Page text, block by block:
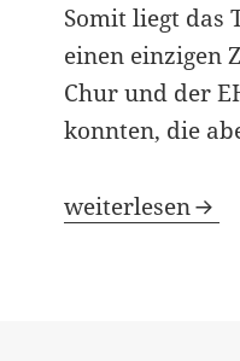
Somit liegt das
einen einzigen
Chur und der
konnten, die
weiterlesen